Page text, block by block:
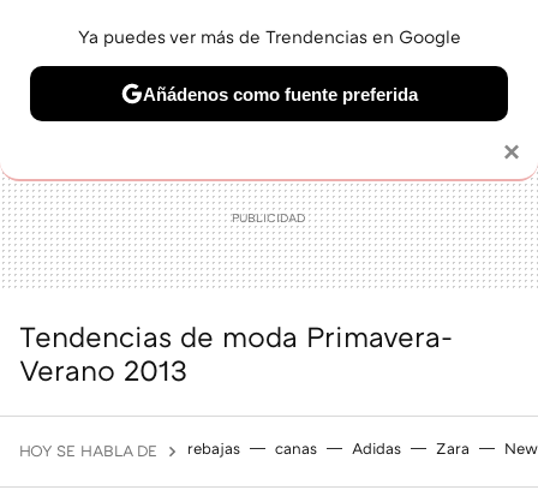
BELLEZA SHOPPING VIAJES GASTRO SNEAKERS
Tendencias de moda Primavera-
Verano 2013
HOY SE HABLA DE rebajas canas Adidas Zara
×
Ya puedes ver más de Trendencias en Google
Añádenos como fuente preferida